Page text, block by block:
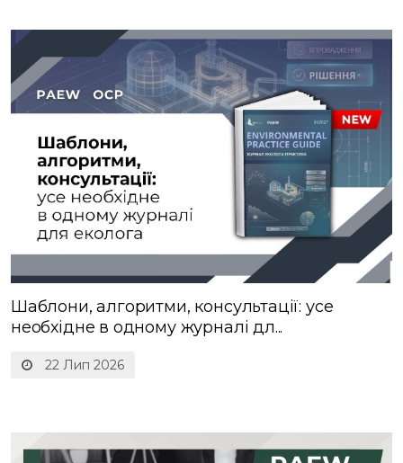
22 Лип 2026
Шаблони, алгоритми, консультації: усе
необхідне в одному журналі дл...